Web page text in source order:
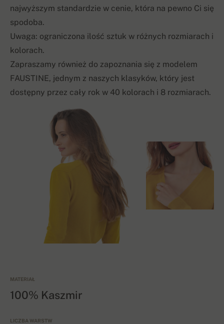
najwyższym standardzie w cenie, która na pewno Ci się
spodoba.
Uwaga: ograniczona ilość sztuk w różnych rozmiarach i
kolorach.
Zapraszamy również do zapoznania się z modelem
FAUSTINE, jednym z naszych klasyków, który jest
dostępny przez cały rok w 40 kolorach i 8 rozmiarach.
MATERIAŁ
100% Kaszmir
LICZBA WARSTW